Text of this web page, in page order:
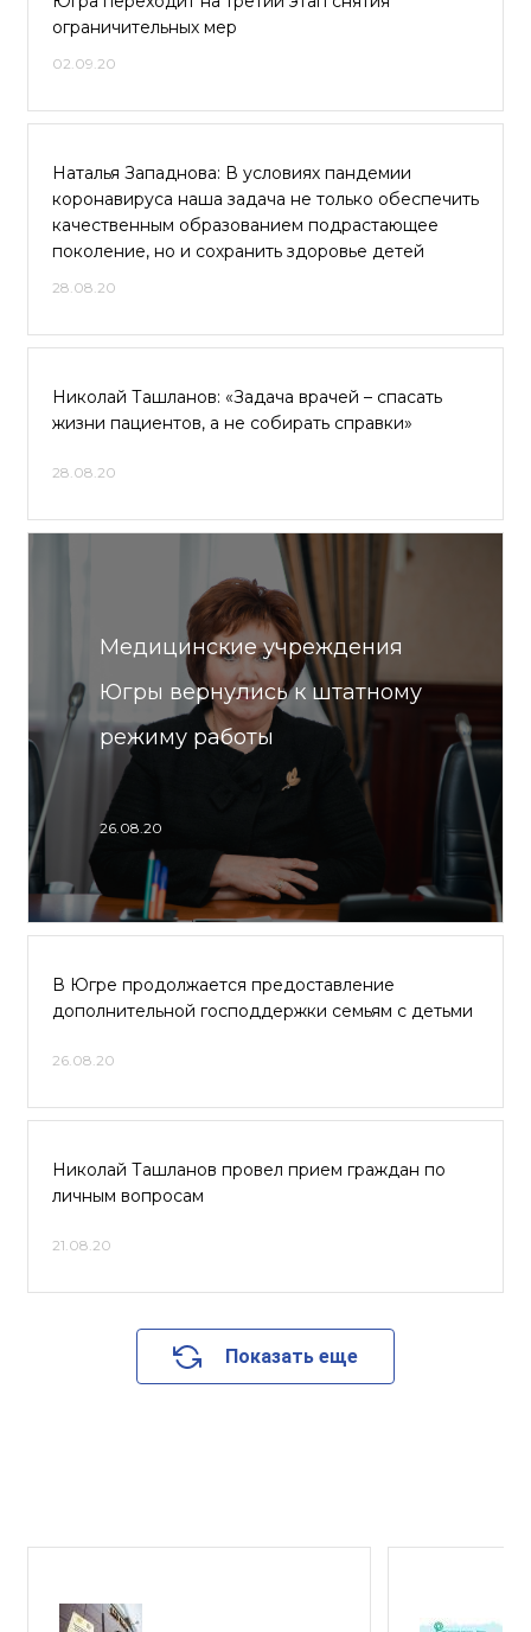
ограничительных мер
02.09.20
Наталья Западнова: В условиях пандемии
коронавируса наша задача не только обеспечить
качественным образованием подрастающее
поколение, но и сохранить здоровье детей
28.08.20
Николай Ташланов: «Задача врачей – спасать
жизни пациентов, а не собирать справки»
28.08.20
Медицинские учреждения
Югры вернулись к штатному
режиму работы
26.08.20
В Югре продолжается предоставление
дополнительной господдержки семьям с детьми
26.08.20
Николай Ташланов провел прием граждан по
личным вопросам
21.08.20
Показать еще